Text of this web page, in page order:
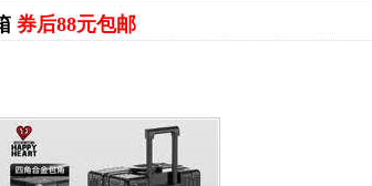
券后88元包邮